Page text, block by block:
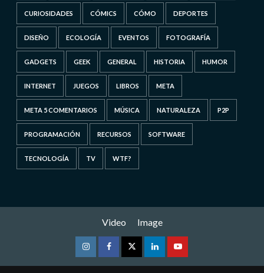
CURIOSIDADES CÓMICS CÓMO DEPORTES
DISEÑO ECOLOGÍA EVENTOS FOTOGRAFÍA
GADGETS GEEK GENERAL HISTORIA HUMOR
INTERNET JUEGOS LIBROS META
META 5 COMENTARIOS MÚSICA NATURALEZA P2P
PROGRAMACIÓN RECURSOS SOFTWARE
TECNOLOGÍA TV WTF?
Video Image
InstagramFacebookTwitterLinkedinYoutube